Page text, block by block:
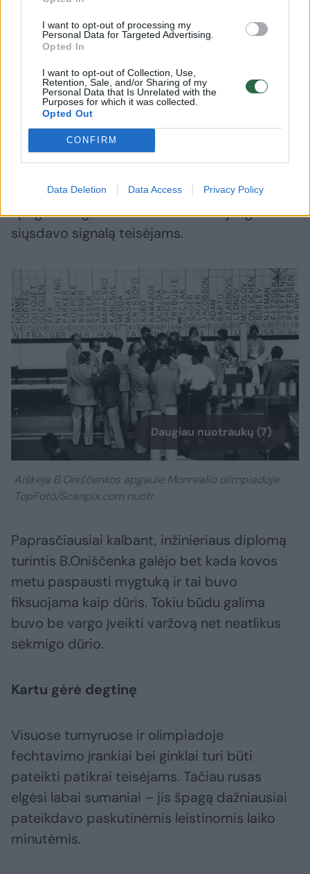
I want to opt-out of processing my
Personal Data for Targeted Advertising.
Opted In
I want to opt-out of Collection, Use,
Retention, Sale, and/or Sharing of my
Personal Data that Is Unrelated with the
Purposes for which it was collected.
Opted Out
CONFIRM
Data Deletion Data Access Privacy Policy
Tačiau tai, ką teisėjai surado paėmę
neįtikėtina sensacija olimpiadoje.
Jie išsiaiškino, kad į senos špagos rankeną
buvo įmontuotas mažas mygtukas, kurį
pirštu paspaudžiamas mygtukas, daviklis ant
špagos antgalio automatiškai susijungdavo ir
siųsdavo signalą teisėjams.
Daugiau nuotraukų (7)
Aiškėja B.Oniščenkos apgaulė Monrealio olimpiadoje
TopFoto/Scanpix.com nuotr.
Paprasčiausiai kalbant, inžinieriaus diplomą
turintis B.Oniščenka galėjo bet kada kovos
metu paspausti mygtuką ir tai buvo
fiksuojama kaip dūris. Tokiu būdu galima
buvo be vargo įveikti varžovą net neatlikus
sėkmigo dūrio.
Kartu gėrė degtinę
Visuose turnyruose ir olimpiadoje
fechtavimo įrankiai bei ginklai turi būti
pateikti patikrai teisėjams. Tačiau rusas
elgėsi labai sumaniai – jis špagą dažniausiai
pateikdavo paskutinėmis leistinomis laiko
minutėmis.